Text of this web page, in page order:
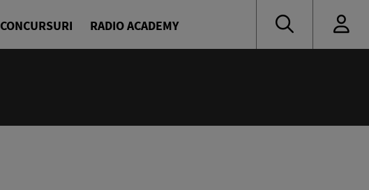
CONCURSURI RADIO ACADEMY